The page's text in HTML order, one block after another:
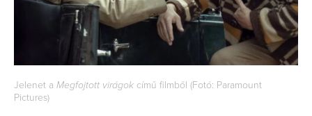
Jelenet a Megfojtott virágok című filmből (Fotó: Paramount
Pictures)